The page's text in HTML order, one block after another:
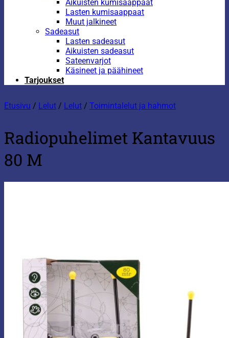
Aikuisten kumisaappaat
Lasten kumisaappaat
Muut jalkineet
Sadeasut
Lasten sadeasut
Aikuisten sadeasut
Sateenvarjot
Käsineet ja päähineet
Tarjoukset
Etusivu / Lelut / Lelut / Toimintalelut ja hahmot
Radiopuhelimet Kantavuus
80 M